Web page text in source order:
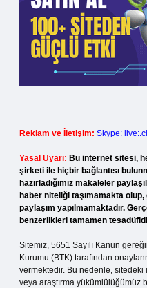
Reklam ve İletişim: Skype:
Yasal Uyarı: Bu internet sitesi,
şirketi ile hiçbir bağlantısı
hazırladığımız makaleler
haber niteliği taşımamakta
paylaşım yapılmamaktadır.
benzerlikleri tamamen
Sitemiz, 5651 Sayılı Kanun
Kurumu (BTK) tarafından
vermektedir. Bu nedenle,
veya araştırma yükümlülüğümüz